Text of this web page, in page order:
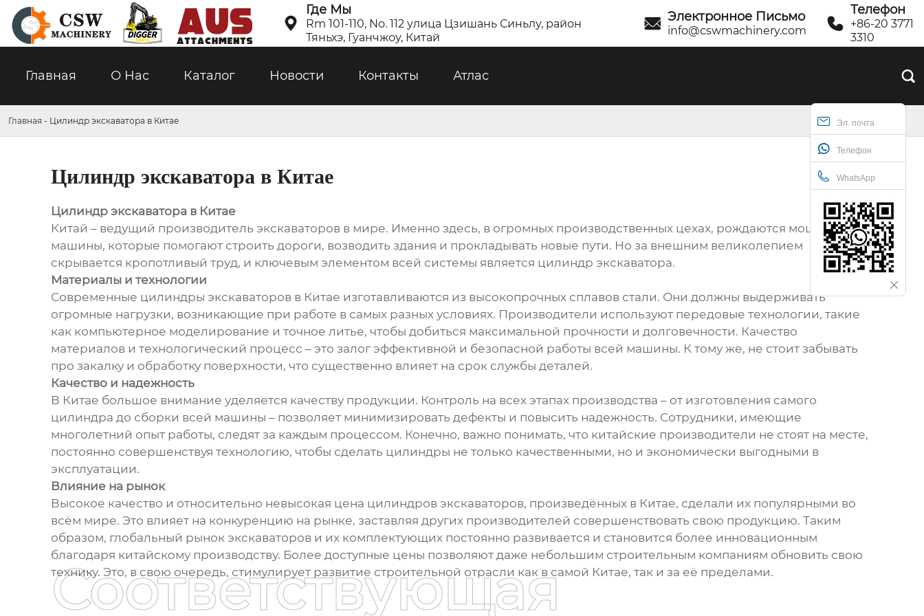

Где Мы
Rm 101-110, No. 112 улица Цзишань Синьлу, район
Тяньхэ, Гуанчжоу, Китай
 Электронное Письмо
info@cswmachinery.com 
Телефон
+86-20 3771
3310
Главная О Hас Каталог Новости Контакты Атлас 
Эл. почта
Телефон
WhatsApp
Главная - Цилиндр экскаватора в Китае
Цилиндр экскаватора в Китае
Цилиндр экскаватора в Китае
Китай – ведущий производитель экскаваторов в мире. Именно здесь, в огромных производственных цехах, рождаются мощные
машины, которые помогают строить дороги, возводить здания и прокладывать новые пути. Но за внешним великолепием
скрывается кропотливый труд, и ключевым элементом всей системы является цилиндр экскаватора.
Материалы и технологии
Современные цилиндры экскаваторов в Китае изготавливаются из высокопрочных сплавов стали. Они должны выдерживать
огромные нагрузки, возникающие при работе в самых разных условиях. Производители используют передовые технологии, такие
как компьютерное моделирование и точное литье, чтобы добиться максимальной прочности и долговечности. Качество
материалов и технологический процесс – это залог эффективной и безопасной работы всей машины. К тому же, не стоит забывать
про закалку и обработку поверхности, что существенно влияет на срок службы деталей.
Качество и надежность
В Китае большое внимание уделяется качеству продукции. Контроль на всех этапах производства – от изготовления самого
цилиндра до сборки всей машины – позволяет минимизировать дефекты и повысить надежность. Сотрудники, имеющие
многолетний опыт работы, следят за каждым процессом. Конечно, важно понимать, что китайские производители не стоят на месте,
постоянно совершенствуя технологию, чтобы сделать цилиндры не только качественными, но и экономически выгодными в
эксплуатации.
Влияние на рынок
Высокое качество и относительно невысокая цена цилиндров экскаваторов, произведённых в Китае, сделали их популярными во
всём мире. Это влияет на конкуренцию на рынке, заставляя других производителей совершенствовать свою продукцию. Таким
образом, глобальный рынок экскаваторов и их комплектующих постоянно развивается и становится более инновационным
благодаря китайскому производству. Более доступные цены позволяют даже небольшим строительным компаниям обновить свою
технику. Это, в свою очередь, стимулирует развитие строительной отрасли как в самой Китае, так и за её пределами.
Соответствующая